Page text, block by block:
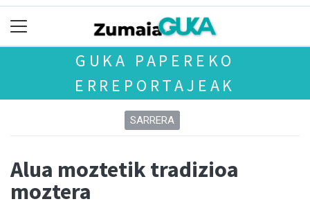
GUKA PAPEREKO
ERREPORTAJEAK
SARRERA
Alua moztetik tradizioa
moztera